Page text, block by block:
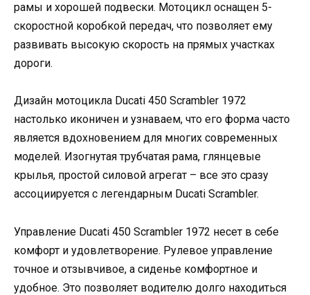
рамы и хорошей подвески. Мотоцикл оснащен 5-
скоростной коробкой передач, что позволяет ему
развивать высокую скорость на прямых участках
дороги.
Дизайн мотоцикла Ducati 450 Scrambler 1972
настолько иконичен и узнаваем, что его форма часто
является вдохновением для многих современных
моделей. Изогнутая трубчатая рама, глянцевые
крылья, простой силовой агрегат – все это сразу
ассоциируется с легендарным Ducati Scrambler.
Управление Ducati 450 Scrambler 1972 несет в себе
комфорт и удовлетворение. Рулевое управление
точное и отзывчивое, а сиденье комфортное и
удобное. Это позволяет водителю долго находиться